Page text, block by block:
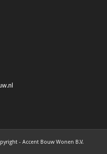
- Accent Bouw Wonen B.V.